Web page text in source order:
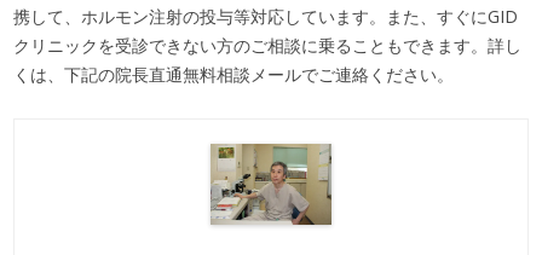
携して、ホルモン注射の投与等対応しています。また、すぐにGID
クリニックを受診できない方のご相談に乗ることもできます。詳し
くは、下記の院長直通無料相談メールでご連絡ください。